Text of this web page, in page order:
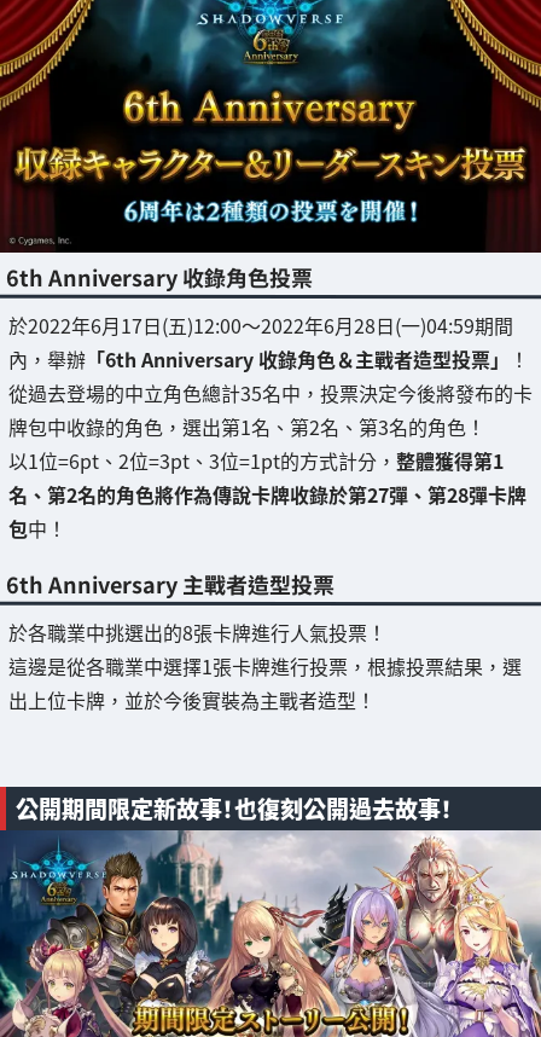
6th Anniversary 收錄角色投票
於2022年6月17日(五)12:00～2022年6月28日(一)04:59期間
內，舉辦 「6th Anniversary 收錄角色＆主戰者造型投票」
！
從過去登場的中立角色總計35名中，投票決定今後將發布的卡
牌包中收錄的角色，選出第1名、第2名、第3名的角色！
以1位=6pt、2位=3pt、3位=1pt的方式計分， 整體獲得第1
名、第2名的角色將作為傳說卡牌收錄於第27彈、第28彈卡牌
包中！
6th Anniversary 主戰者造型投票
於各職業中挑選出的8張卡牌進行人氣投票！
這邊是從各職業中選擇1張卡牌進行投票，根據投票結果，選
出上位卡牌，並於今後實裝為主戰者造型！
公開期間限定新故事！也復刻公開過去故事！